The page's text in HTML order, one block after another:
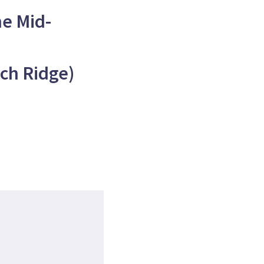
Mid-
Ridge)